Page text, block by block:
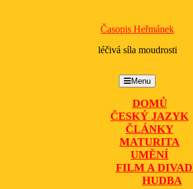
Časopis Heřmánek
léčivá síla moudrosti
MenuMenu
DOMŮ
ČESKÝ JAZYK
ČLÁNKY
MATURITA
UMĚNÍ
FILM A
HUDBA